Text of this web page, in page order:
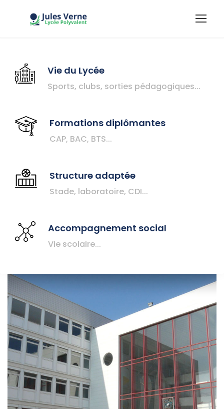
Vie du Lycée
Sports, clubs, sorties pédagogiques...
Formations diplômantes
CAP, BAC, BTS...
Structure adaptée
Stade, laboratoire, CDI...
Accompagnement social
Vie scolaire...